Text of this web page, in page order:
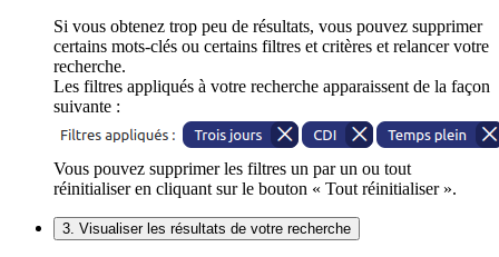
Si vous obtenez trop peu de résultats, vous pouvez supprimer
certains mots-clés ou certains filtres et critères et relancer votre
recherche.
Les filtres appliqués à votre recherche apparaissent de la façon
suivante :
Vous pouvez supprimer les filtres un par un ou tout
réinitialiser en cliquant sur le bouton « Tout réinitialiser ».
3. Visualiser les résultats de votre recherche